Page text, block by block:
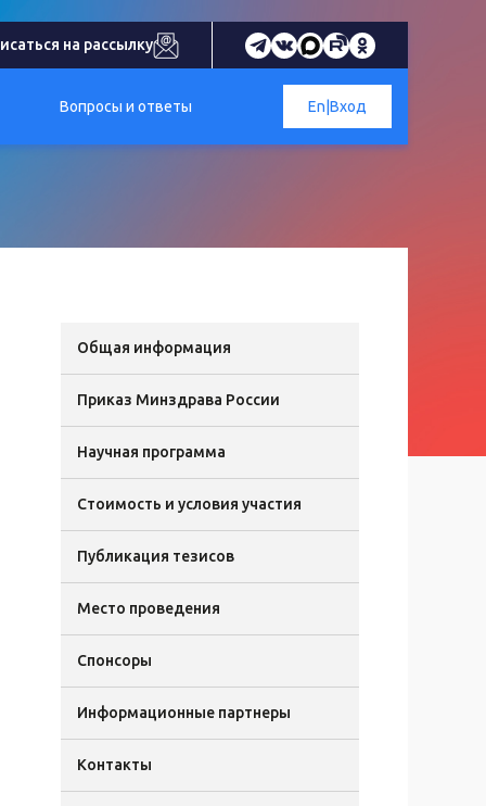
на рассылку
Вопросы и ответы Вход
En
Общая информация
Приказ Минздрава России
Научная программа
Стоимость и условия участия
Публикация тезисов
Место проведения
Спонсоры
Информационные партнеры
Контакты